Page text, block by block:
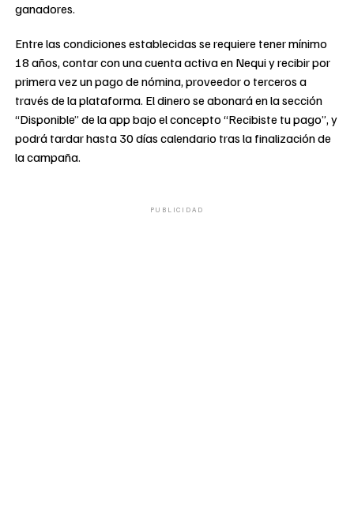
ganadores.
Entre las condiciones establecidas se requiere tener mínimo
18 años, contar con una cuenta activa en Nequi y recibir por
primera vez un pago de nómina, proveedor o terceros a
través de la plataforma. El dinero se abonará en la sección
“Disponible” de la app bajo el concepto “Recibiste tu pago”, y
podrá tardar hasta 30 días calendario tras la finalización de
la campaña.
PUBLICIDAD